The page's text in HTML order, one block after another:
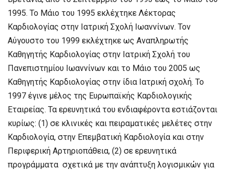
1995. Το Μάιο του 1995 εκλέχτηκε Λέκτορας
Καρδιολογίας στην Ιατρική Σχολή Ιωαννίνων. Τον
Αύγουστο του 1999 εκλέχτηκε ως Αναπληρωτής
Καθηγητής Καρδιολογίας στην Ιατρική Σχολή του
Πανεπιστημίου Ιωαννίνων και το Μάιο του 2005 ως
Καθηγητής Καρδιολογίας στην ίδια Ιατρική σχολή. Το
1997 έγινε μέλος της Ευρωπαϊκής Καρδιολογικής
Εταιρείας. Τα ερευνητικά του ενδιαφέροντα εστιάζονται
κυρίως: (1) σε κλινικές και πειραματικές μελέτες στην
Καρδιολογία, στην Επεμβατική Καρδιολογία και στην
Περιφερική Αρτηριοπάθεια, (2) σε ερευνητικά
προγράμματα σχετικά με την ανάπτυξη λογισμικών για